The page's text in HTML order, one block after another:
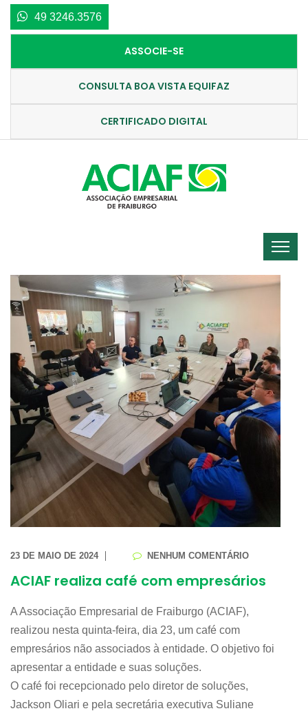
49 3246.3576
ASSOCIE-SE
CONSULTA BOA VISTA EQUIFAZ
CERTIFICADO DIGITAL
23 DE MAIO DE 2024 NENHUM COMENTÁRIO
ACIAF realiza café com empresários
A Associação Empresarial de Fraiburgo (ACIAF),
realizou nesta quinta-feira, dia 23, um café com
empresários não associados à entidade. O objetivo foi
apresentar a entidade e suas soluções.
O café foi recepcionado pelo diretor de soluções,
Jackson Oliari e pela secretária executiva Suliane